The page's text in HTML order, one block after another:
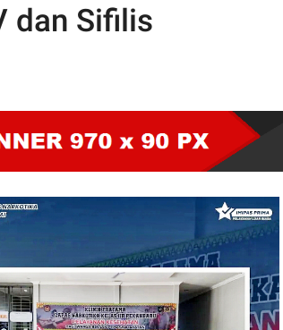
dan Sifilis